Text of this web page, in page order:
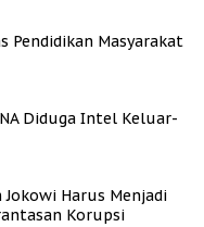
Pendidikan Masyarakat
Diduga Intel Keluar-
Harus Menjadi
Korupsi